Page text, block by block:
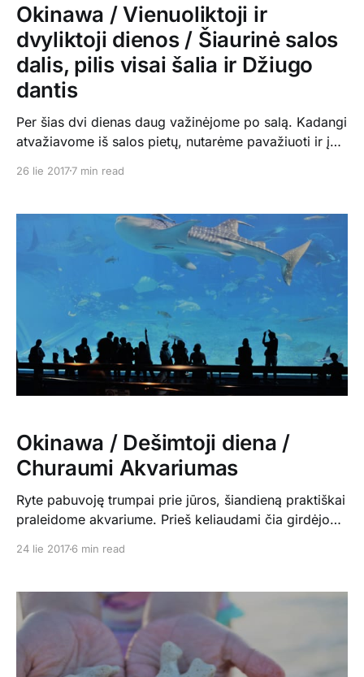
Okinawa / Vienuoliktoji ir
dvyliktoji dienos / Šiaurinė salos
dalis, pilis visai šalia ir Džiugo
dantis
Per šias dvi dienas daug važinėjome po salą. Kadangi
atvažiavome iš salos pietų, nutarėme pavažiuoti ir į
pirmasis lankytinas objektas, kuris buvo dar ir
tad suprantam, kad tam išlaikyti tikrai reikia nemažai
pastangų, nes takas veda
26 lie 20177 min read
Okinawa / Dešimtoji diena /
Churaumi Akvariumas
Ryte pabuvoję trumpai prie jūros, šiandieną praktiškai
praleidome akvariume. Prieš keliaudami čia girdėjom,
šiol lankytų (Malaizijoje, Italijoje, Danijoje, Anglijoje..)
šis patiko labiausiai. Ėjom net du kartus per
24 lie 20176 min read